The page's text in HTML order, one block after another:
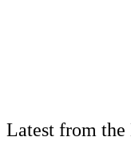
Latest from the